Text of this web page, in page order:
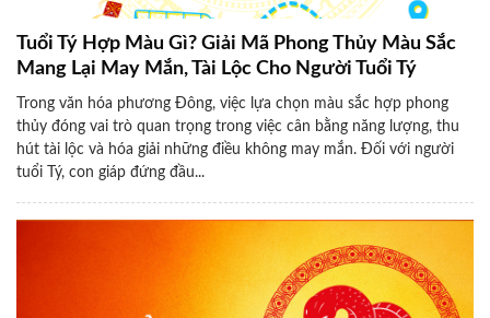
Tuổi Tý Hợp Màu Gì? Giải Mã Phong Thủy Màu Sắc
Mang Lại May Mắn, Tài Lộc Cho Người Tuổi Tý
Trong văn hóa phương Đông, việc lựa chọn màu sắc hợp phong
thủy đóng vai trò quan trọng trong việc cân bằng năng lượng, thu
hút tài lộc và hóa giải những điều không may mắn. Đối với người
tuổi Tý, con giáp đứng đầu...